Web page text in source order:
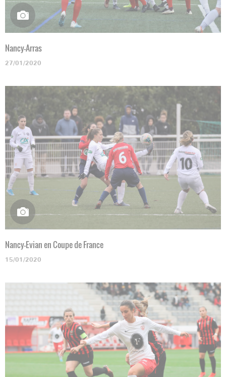
Nancy-Arras
27/01/2020
Nancy-Evian en Coupe de France
15/01/2020